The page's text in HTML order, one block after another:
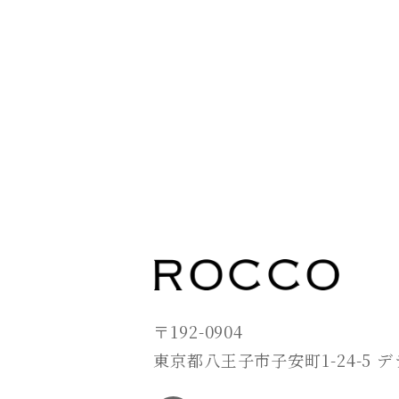
〒192-0904
東京都八王子市子安町1-24-5